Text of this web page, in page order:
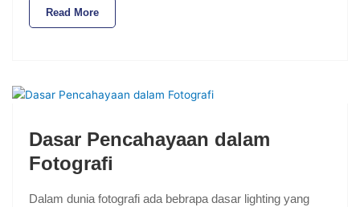
Read More
Dasar Pencahayaan dalam
Fotografi
Dalam dunia fotografi ada bebrapa dasar lighting yang